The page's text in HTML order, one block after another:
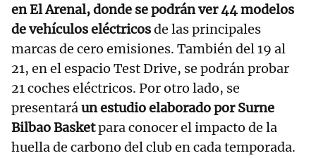
en El Arenal, donde se podrán ver 44 modelos
de vehículos eléctricosde las principales
marcas de cero emisiones. También del 19 al
21, en el espacio Test Drive, se podrán probar
21 coches eléctricos. Por otro lado, se
presentaráun estudio elaborado por Surne
Bilbao Basketpara conocer el impacto de la
huella de carbono del club en cada temporada.